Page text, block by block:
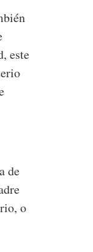
este
de
o